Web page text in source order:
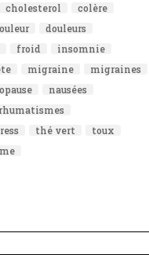
cholesterol
colère
douleurs
froid
insomnie
migraine
migraines
nausées
rhumatismes
thé vert
toux